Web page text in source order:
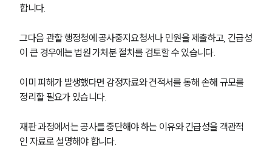
합니다.
그다음 관할 행정청에 공사중지요청서나 민원을 제출하고, 긴급성
이 큰 경우에는 법원 가처분 절차를 검토할 수 있습니다.
이미 피해가 발생했다면 감정자료와 견적서를 통해 손해 규모를
정리할 필요가 있습니다.
재판 과정에서는 공사를 중단해야 하는 이유와 긴급성을 객관적
인 자료로 설명해야 합니다.